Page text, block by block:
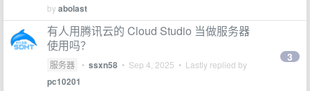
byabolast
有人用腾讯云的 Cloud Studio 当做服务器
使用吗？
服务器 • ssxn58 • Sep 4, 2025 • Lastly replied by
pc10201
3